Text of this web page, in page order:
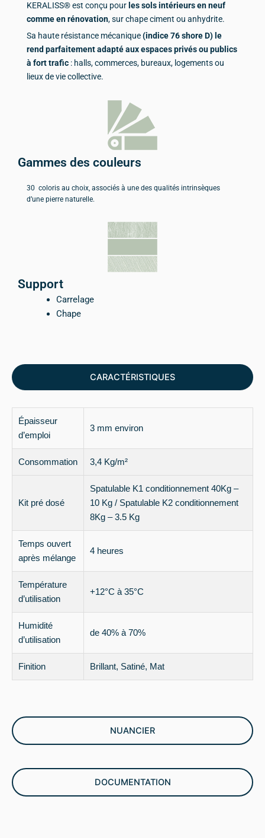
KERALISS® est conçu pour les sols intérieurs en neuf
comme en rénovation, sur chape ciment ou anhydrite.
Sa haute résistance mécanique(indice 76 shore D) le
rend parfaitement adapté aux espaces privés ou publics
à fort trafic : halls, commerces, bureaux, logements ou
lieux de vie collective.
Gammes des couleurs
30 coloris au choix, associés à une des qualités intrinsèques
d’une pierre naturelle.
Support
Carrelage
Chape
CARACTÉRISTIQUES
NUANCIER
DOCUMENTATION
Épaisseur
d’emploi
3 mm environ
Consommation 3,4 Kg/m²
Kit pré dosé
Spatulable K1 conditionnement 40Kg –
10 Kg / Spatulable K2 conditionnement
8Kg – 3.5 Kg
Temps ouvert
après mélange
4 heures
Température
d’utilisation
+12°C à 35°C
Humidité
d’utilisation
de 40% à 70%
Finition Brillant, Satiné, Mat